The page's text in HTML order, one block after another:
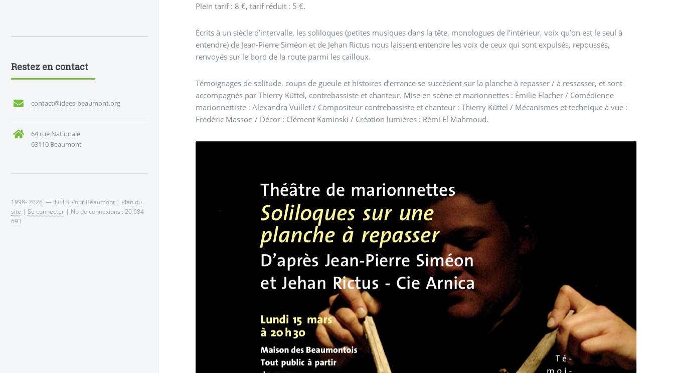
Plein tarif : 8 €, tarif réduit : 5 €.
Écrits à un siècle d’intervalle, les soliloques (petites musiques dans la tête, monologues de l’intérieur, voix qu’on est le seul à
entendre) de Jean-Pierre Siméon et de Jehan Rictus nous laissent entendre les voix de ceux qui sont expulsés, repoussés,
renvoyés sur le bord de la route parmi les cailloux.
Témoignages de solitude, coups de gueule et histoires d’errance se succèdent sur la planche à repasser / à ressasser, et sont
accompagnés par Thierry Küttel, contrebassiste et chanteur. Mise en scène et marionnettes : Émilie Flacher / Comédienne
marionnettiste : Alexandra Vuillet / Compositeur contrebassiste et chanteur : Thierry Küttel / Mécanismes et technique à vue :
Frédéric Masson / Décor : Clément Kaminski / Création lumières : Rémi El Mahmoud.
Restez en contact
contact@idees-beaumont.org
64 rue Nationale
63110 Beaumont
1998- 2026 — IDÉES Pour Beaumont | Plan du
site | Se connecter | Nb de connexions : 20 684
693